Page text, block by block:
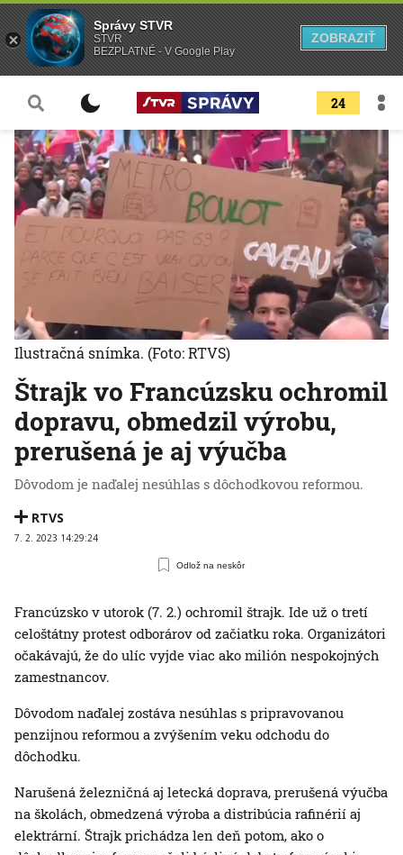
24
Štrajk vo Francúzsku ochromil
dopravu, obmedzil výrobu,
prerušená je aj výučba
Dôvodom je naďalej nesúhlas s dôchodkovou reformou.
RTVS
7. 2. 2023 14:29:24
Odlož na neskôr
Ilustračná snímka. (Foto: RTVS)
Francúzsko v utorok (7. 2.) ochromil štrajk. Ide už o tretí
celoštátny protest odborárov od začiatku roka. Organizátori
očakávajú, že do ulíc vyjde viac ako milión nespokojných
zamestnancov.
Dôvodom naďalej zostáva nesúhlas s pripravovanou
penzijnou reformou a zvýšením veku odchodu do
dôchodku.
Narušená železničná aj letecká doprava, prerušená výučba
na školách, obmedzená výroba a distribúcia rafinérií aj
elektrární. Štrajk prichádza len deň potom, ako o
Správy STVR
STVR
BEZPLATNÉ - V Google Play
ZOBRAZIŤ